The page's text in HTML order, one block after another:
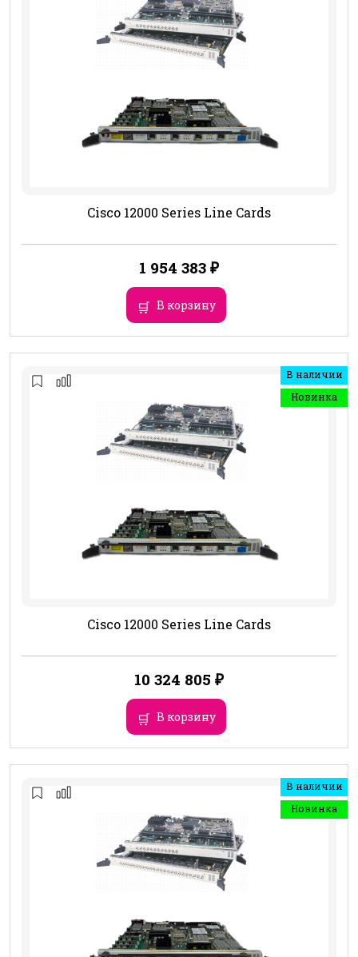
Cisco 12000 Series Line Cards
1 954 383 ₽
В корзину
В наличии
Новинка
Cisco 12000 Series Line Cards
10 324 805 ₽
В корзину
В наличии
Новинка